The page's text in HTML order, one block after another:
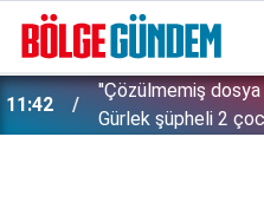
11:42
''Çözülmemiş
Gürlek şüpheli 2